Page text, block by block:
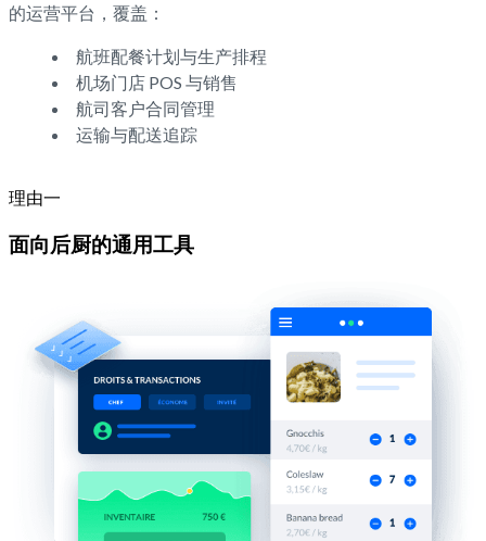
的运营平台，覆盖：
航班配餐计划与生产排程
机场门店 POS 与销售
航司客户合同管理
运输与配送追踪
理由一
面向后厨的通用工具